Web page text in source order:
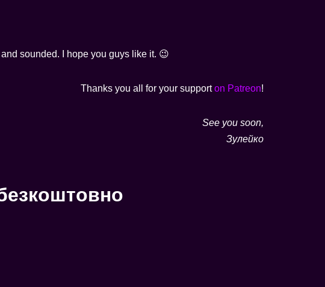
sounded. I hope you guys like it. 😉
Thanks you all for your supporton Patreon!
See you soon,
Зулейко